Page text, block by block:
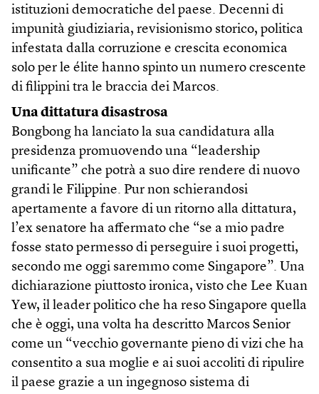
istituzioni democratiche del paese. Decenni di
impunità giudiziaria, revisionismo storico, politica
infestata dalla corruzione e crescita economica
solo per le élite hanno spinto un numero crescente
di filippini tra le braccia dei Marcos.
Una dittatura disastrosa
Bongbong ha lanciato la sua candidatura alla
presidenza promuovendo una “leadership
unificante” che potrà a suo dire rendere di nuovo
grandi le Filippine. Pur non schierandosi
apertamente a favore di un ritorno alla dittatura,
l’ex senatore ha affermato che “se a mio padre
fosse stato permesso di perseguire i suoi progetti,
secondo me oggi saremmo come Singapore”. Una
dichiarazione piuttosto ironica, visto che Lee Kuan
Yew, il leader politico che ha reso Singapore quella
che è oggi, una volta ha descritto Marcos Senior
come un “vecchio governante pieno di vizi che ha
consentito a sua moglie e ai suoi accoliti di ripulire
il paese grazie a un ingegnoso sistema di